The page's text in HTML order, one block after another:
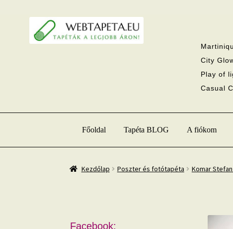
Ugrás
a
navigációhoz
Kilépés
a
tartalomba
City
Play of
Casual
Főoldal Tapéta BLOG A fiókom
Kezdőlap Poszter és fotótapéta Komar
Facebook: